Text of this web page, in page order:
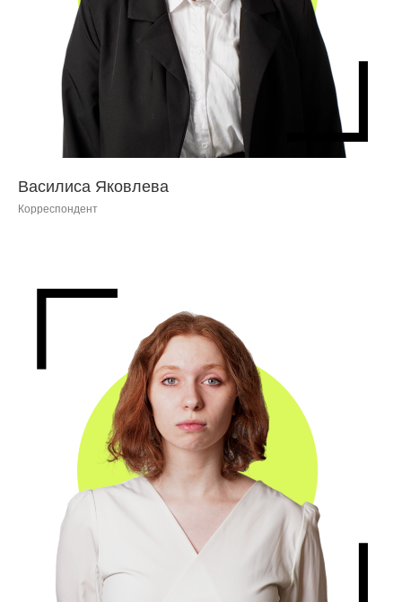
Василиса Яковлева
Корреспондент